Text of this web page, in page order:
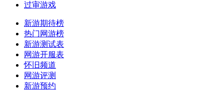
过审游戏
新游期待榜
热门网游榜
新游测试表
网游开服表
怀旧频道
网游评测
新游预约